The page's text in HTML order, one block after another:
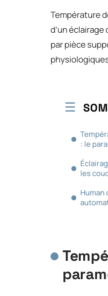
Température
d’un
par pièce
: le
les